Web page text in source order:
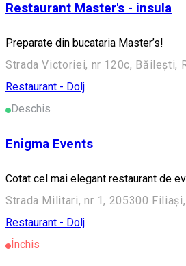
Restaurant Master's - insula
Preparate din bucataria Master’s!
Strada Victoriei, nr 120c, Băilești,
Restaurant - Dolj
Deschis
Enigma Events
Cotat cel mai elegant restaurant de
Strada Militari, nr 1, 205300 Filiași,
Restaurant - Dolj
Închis